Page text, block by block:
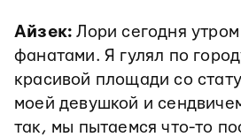
Айзек: Лори сегодня
фанатами. Я гулял по
красивой площади со
моей девушкой и
так, мы пытаемся что-то